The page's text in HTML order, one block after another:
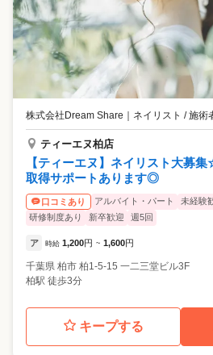
株式会社Dream Share ネイリスト / 施術
ティーエヌ柏店
【ティーエヌ】ネイリスト大募
取得サポートあります◎
口コミあり アルバイト・パート 未経験
研修制度あり
新卒歓迎 週5回
ア 時給 1,200円 ~ 1,600円
千葉県 柏市 柏1-5-15 一二三堂ビル3F
柏駅 徒歩3分
キープする